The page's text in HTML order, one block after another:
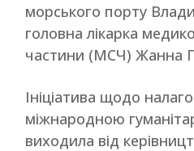
морського порту
головна лікарка
частини (МСЧ) Жанна
Ініціатива щодо
міжнародною
виходила від